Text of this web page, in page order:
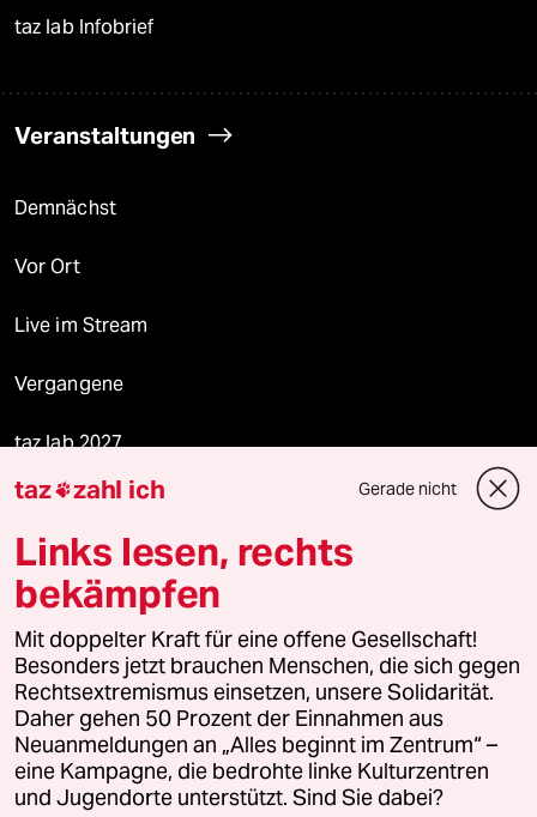
taz lab Infobrief
Veranstaltungen
Demnächst
Vor Ort
Live im Stream
Vergangene
taz lab 2027
Mehr taz Lesestoff
taz Blogs
taz FUTURZWEI
Le Monde diplomatique
taz Archiv
taz zahl ich Gerade nicht
Links lesen, rechts
bekämpfen
Mit doppelter Kraft für eine offene Gesellschaft!
Besonders jetzt brauchen Menschen, die sich gegen
Rechtsextremismus einsetzen, unsere Solidarität.
Daher gehen 50 Prozent der Einnahmen aus
Neuanmeldungen an „Alles beginnt im Zentrum“ –
eine Kampagne, die bedrohte linke Kulturzentren
und Jugendorte unterstützt. Sind Sie dabei?